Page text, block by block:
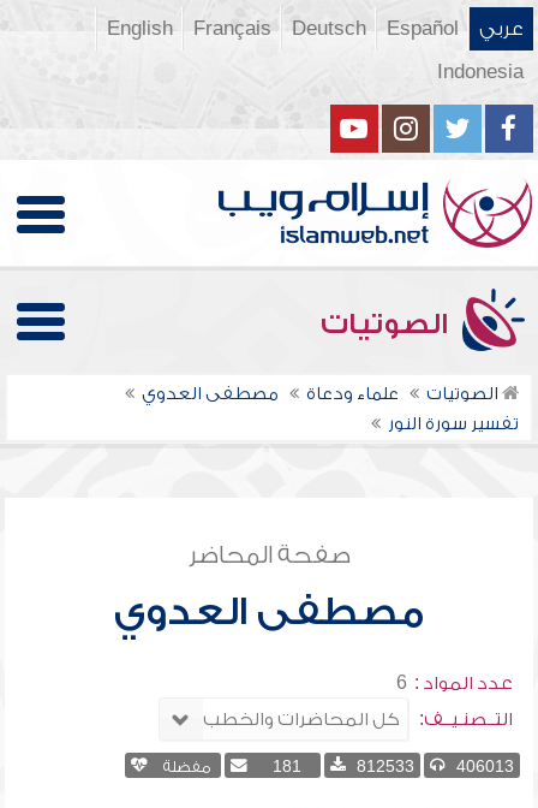
عربي Español
Deutsch
Français
English
Indonesia
الصوتيات
الصوتيات علماء ودعاة
مصطفى العدوي
تفسير سورة النور
صفحة المحاضر
مصطفى العدوي
عدد المواد : 6
التــصنـيــف:
406013
812533
181 مفضلة